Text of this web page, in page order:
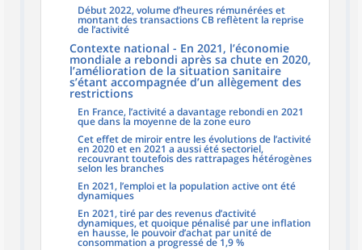
Début 2022, volume d’heures rémunérées et
montant des transactions CB reflètent la reprise
de l’activité
Contexte national - En 2021, l’économie
mondiale a rebondi après sa chute en 2020,
l’amélioration de la situation sanitaire
s’étant accompagnée d’un allègement des
restrictions
En France, l’activité a davantage rebondi en 2021
que dans la moyenne de la zone euro
Cet effet de miroir entre les évolutions de l’activité
en 2020 et en 2021 a aussi été sectoriel,
recouvrant toutefois des rattrapages hétérogènes
selon les branches
En 2021, l’emploi et la population active ont été
dynamiques
En 2021, tiré par des revenus d’activité
dynamiques, et quoique pénalisé par une inflation
en hausse, le pouvoir d’achat par unité de
consommation a progressé de 1,9 %